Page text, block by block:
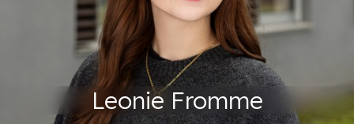
Leonie Fromme
fromme@abeg.essen.de